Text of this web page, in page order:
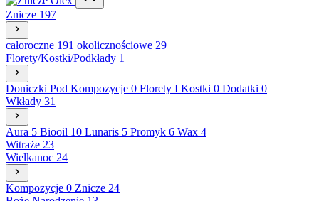
Znicze 197
całoroczne 191 okolicznościowe 29
Florety/Kostki/Podkłady 1
Doniczki Pod Kompozycje 0 Florety I Kostki 0 Dodatki 0
Wkłady 31
Aura 5 Biooil 10 Lunaris 5 Promyk 6 Wax 4
Witraże 23
Wielkanoc 24
Kompozycje 0 Znicze 24